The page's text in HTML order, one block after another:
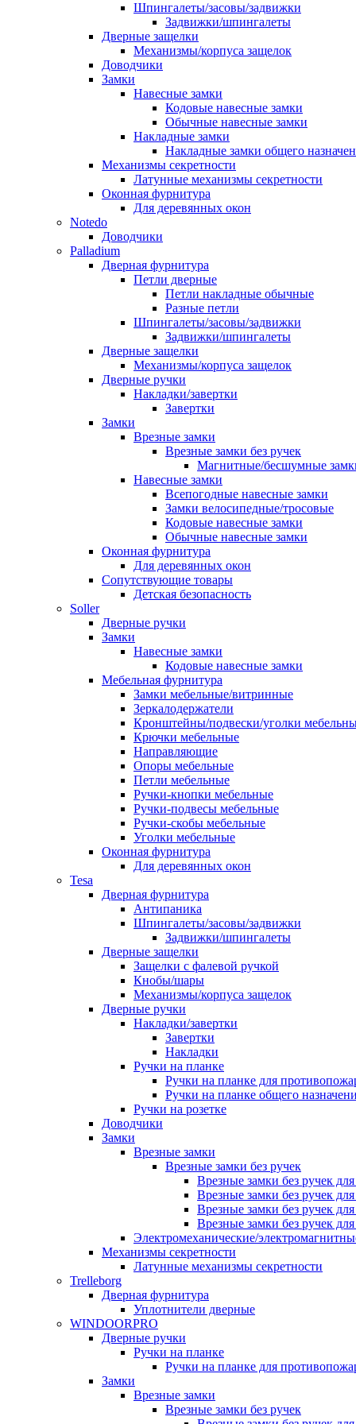
Шпингалеты/засовы/задвижки
Задвижки/шпингалеты
Дверные защелки
Механизмы/корпуса защелок
Доводчики
Замки
Навесные замки
Кодовые навесные замки
Обычные навесные замки
Накладные замки
Накладные замки общего
Механизмы секретности
Латунные механизмы секретности
Оконная фурнитура
Для деревянных окон
Notedo
Доводчики
Palladium
Дверная фурнитура
Петли дверные
Петли накладные обычные
Разные петли
Шпингалеты/засовы/задвижки
Задвижки/шпингалеты
Дверные защелки
Механизмы/корпуса защелок
Дверные ручки
Накладки/завертки
Завертки
Замки
Врезные замки
Врезные замки без ручек
Магнитные/бесшумные
Навесные замки
Всепогодные навесные замки
Замки велосипедные/тросовые
Кодовые навесные замки
Обычные навесные замки
Оконная фурнитура
Для деревянных окон
Сопутствующие товары
Детская безопасность
Soller
Дверные ручки
Замки
Навесные замки
Кодовые навесные замки
Мебельная фурнитура
Замки мебельные/витринные
Зеркалодержатели
Кронштейны/подвески/уголки
Крючки мебельные
Направляющие
Опоры мебельные
Петли мебельные
Ручки-кнопки мебельные
Ручки-подвесы мебельные
Ручки-скобы мебельные
Уголки мебельные
Оконная фурнитура
Для деревянных окон
Tesa
Дверная фурнитура
Антипаника
Шпингалеты/засовы/задвижки
Задвижки/шпингалеты
Дверные защелки
Защелки с фалевой ручкой
Кнобы/шары
Механизмы/корпуса защелок
Дверные ручки
Накладки/завертки
Завертки
Накладки
Ручки на планке
Ручки на планке для
Ручки на планке общего
Ручки на розетке
Доводчики
Замки
Врезные замки
Врезные замки без ручек
Врезные замки без ручек
Врезные замки без ручек
Врезные замки без ручек
Врезные замки без ручек
Электромеханические/
Механизмы секретности
Латунные механизмы секретности
Trelleborg
Дверная фурнитура
Уплотнители дверные
WINDOORPRO
Дверные ручки
Ручки на планке
Ручки на планке для
Замки
Врезные замки
Врезные замки без ручек